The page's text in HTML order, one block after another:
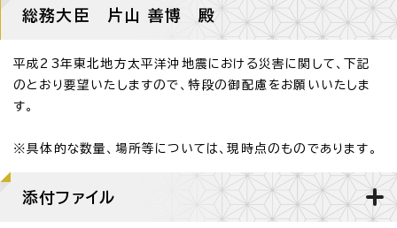
総務大臣 片山 善博 殿
平成23年東北地方太平洋沖地震における災害に関して、下記
のとおり要望いたしますので、特段の御配慮をお願いいたしま
す。
※具体的な数量、場所等については、現時点のものであります。
添付ファイル